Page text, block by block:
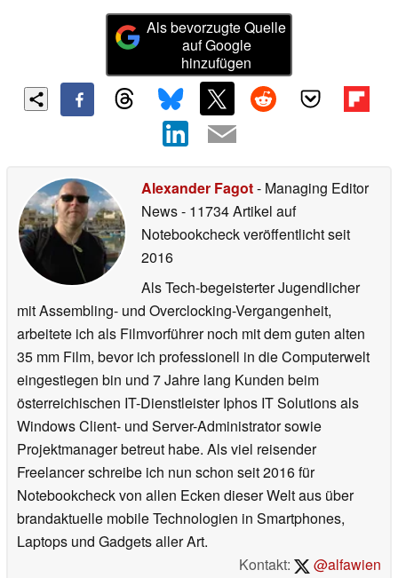
Als bevorzugte Quelle
auf Google
hinzufügen
Alexander Fagot- Managing Editor
News- 11734 Artikel auf
Notebookcheck veröffentlichtseit
2016
Als Tech-begeisterter Jugendlicher
mit Assembling- und Overclocking-Vergangenheit,
arbeitete ich als Filmvorführer noch mit dem guten alten
35 mm Film, bevor ich professionell in die Computerwelt
eingestiegen bin und 7 Jahre lang Kunden beim
österreichischen IT-Dienstleister Iphos IT Solutions als
Windows Client- und Server-Administrator sowie
Projektmanager betreut habe. Als viel reisender
Freelancer schreibe ich nun schon seit 2016 für
Notebookcheck von allen Ecken dieser Welt aus über
brandaktuelle mobile Technologien in Smartphones,
Laptops und Gadgets aller Art.
Kontakt:
@alfawien